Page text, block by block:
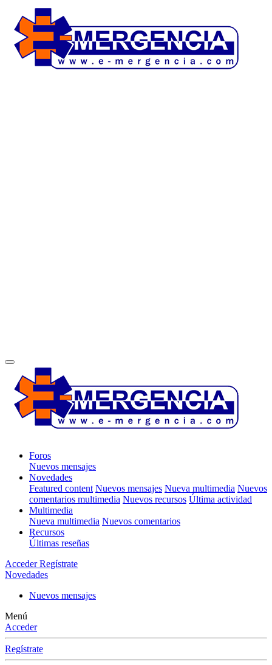
Foros
Nuevos mensajes
Novedades
Featured content Nuevos mensajes Nueva multimedia Nuevos
comentarios multimedia Nuevos recursos Última actividad
Multimedia
Nueva multimedia Nuevos comentarios
Recursos
Últimas reseñas
Acceder Regístrate
Novedades
Nuevos mensajes
Menú
Acceder
Regístrate